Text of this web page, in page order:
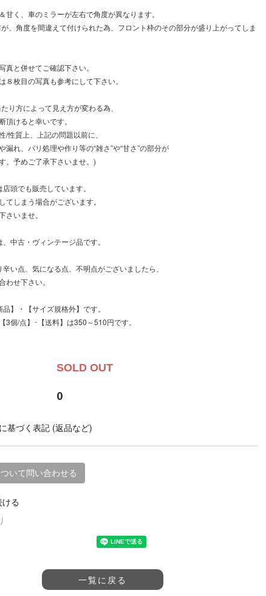
甘く、車のミラーが左右で角度が異なります。
、角度を間違えて付けられた為、フロント枠のその部分が盛り上がってしま
真と併せてご確認下さい。
８枚目の写真も参考にして下さい。
り方によって見え方が変わる為、
頂けると幸いです。
/性質上、上記の問題以前に、
漏れ、バリ処理や作り等の“雑さ”や“甘さ”の部分が
。予めご了承下さいませ。)
頭でも販売しています。
てしまう場合がございます。
さいませ。
中古・ヴィンテージ品です。
い点、気になる点、不明点がございましたら、
わせ下さい。
】・【サイズ規格外】です。
3個/点】･【送料】は350～510円です。
SOLD OUT
0
基づく表記 (返品など)
いて問い合わせる
る
一覧に戻る